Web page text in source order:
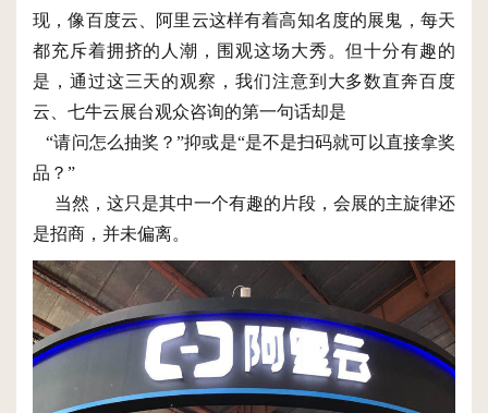
现，像百度云、阿里云这样有着高知名度的展鬼，每天
都充斥着拥挤的人潮，围观这场大秀。但十分有趣的
是，通过这三天的观察，我们注意到大多数直奔百度
云、七牛云展台观众咨询的第一句话却是
“请问怎么抽奖？”抑或是“是不是扫码就可以直接拿奖
品？”
当然，这只是其中一个有趣的片段，会展的主旋律还
是招商，并未偏离。